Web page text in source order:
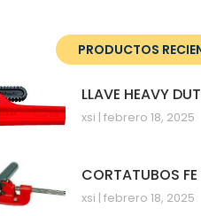
PRODUCTOS
LLAVE HEAVY
xsi febrero 18, 2025
CORTATUBOS FE
xsi febrero 18, 2025